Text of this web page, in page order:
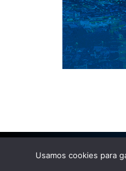
Usamos cookies para